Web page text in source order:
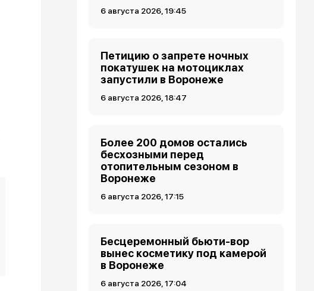
6 августа 2026, 19:45
Петицию о запрете ночных
покатушек на мотоциклах
запустили в Воронеже
6 августа 2026, 18:47
Более 200 домов остались
бесхозными перед
отопительным сезоном в
Воронеже
6 августа 2026, 17:15
Бесцеремонный бьюти-вор
вынес косметику под камерой
в Воронеже
6 августа 2026, 17:04